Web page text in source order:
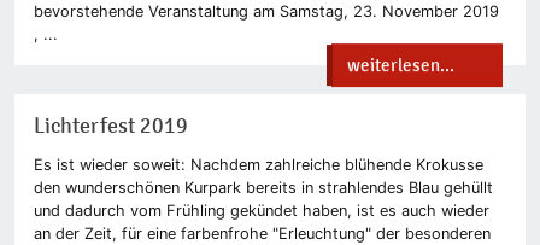
bevorstehende Veranstaltung am Samstag, 23. November 2019
, ...
weiterlesen...
Lichterfest 2019
Es ist wieder soweit: Nachdem zahlreiche blühende Krokusse
den wunderschönen Kurpark bereits in strahlendes Blau gehüllt
und dadurch vom Frühling gekündet haben, ist es auch wieder
an der Zeit, für eine farbenfrohe "Erleuchtung" der besonderen